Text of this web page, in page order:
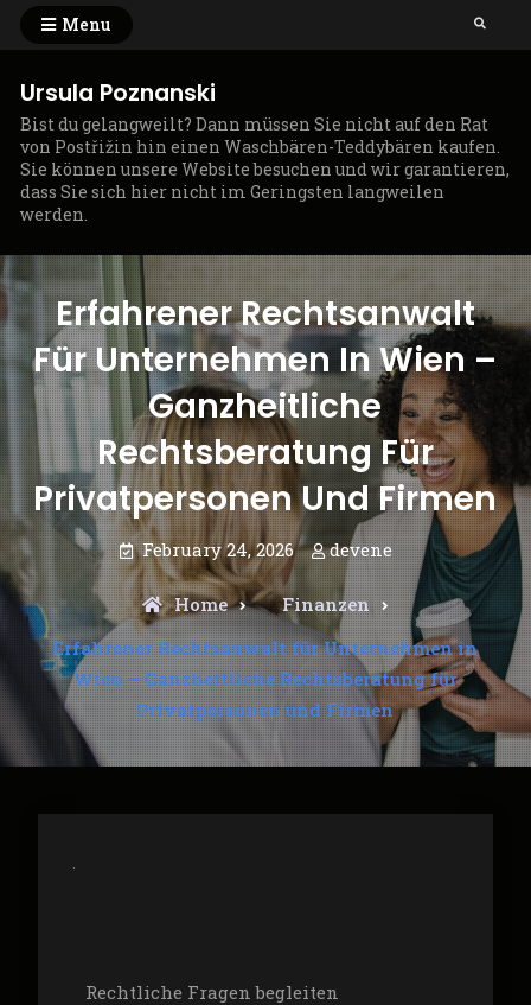
Skip
content
Menu Search
Ursula Poznanski
Bist du gelangweilt? Dann müssen Sie nicht auf den Rat
von Postřižin hin einen Waschbären-Teddybären kaufen.
Sie können unsere Website besuchen und wir garantieren,
dass Sie sich hier nicht im Geringsten langweilen
werden.
Erfahrener Rechtsanwalt
Für Unternehmen In Wien –
Ganzheitliche
Rechtsberatung Für
Privatpersonen Und Firmen
February 24, 2026 devene
Home
Finanzen
Erfahrener Rechtsanwalt für Unternehmen in
Wien – Ganzheitliche Rechtsberatung für
Privatpersonen und Firmen
Rechtliche Fragen begleiten